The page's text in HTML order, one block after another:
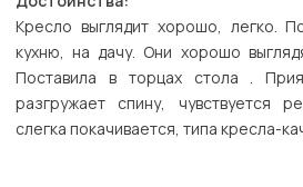
Кресло выглядит хорошо, легко.
кухню, на дачу. Они хорошо
Поставила в торцах стола .
разгружает спину, чувствуется
слегка покачивается, типа кресла-